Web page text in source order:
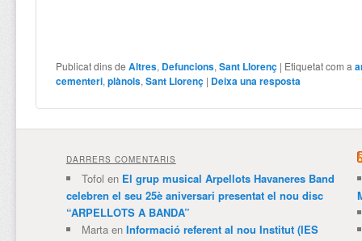
Publicat dins de Altres, Defuncions,Sant Llorenç | Etiquetat com a
cementeri,plànols,Sant Llorenç | Deixa una resposta
DARRERS COMENTARIS
Tofol en El grup musical Arpellots Havaneres Band
celebren el seu 25è aniversari presentat el nou disc
“ARPELLOTS A BANDA”
Martaen Informació referent al nou Institut (IES